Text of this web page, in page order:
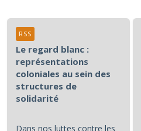
Le regard blanc :
représentations
coloniales au sein des
structures de
solidarité
Dans nos luttes contre les
RSS